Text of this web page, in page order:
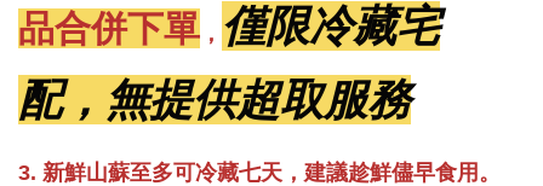
品合併下單 ， 僅限冷藏宅
配，無提供超取服務
3. 新鮮山蘇至多可冷藏七天，建議趁鮮儘早食用。